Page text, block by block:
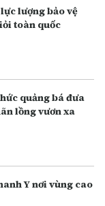
lượng bảo vệ
toàn quốc
quảng bá đưa
lồng vươn xa
Y nơi vùng cao